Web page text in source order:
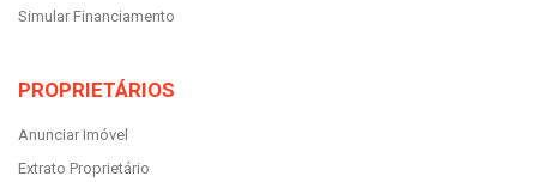
Simular Financiamento
PROPRIETÁRIOS
Anunciar Imóvel
Extrato Proprietário